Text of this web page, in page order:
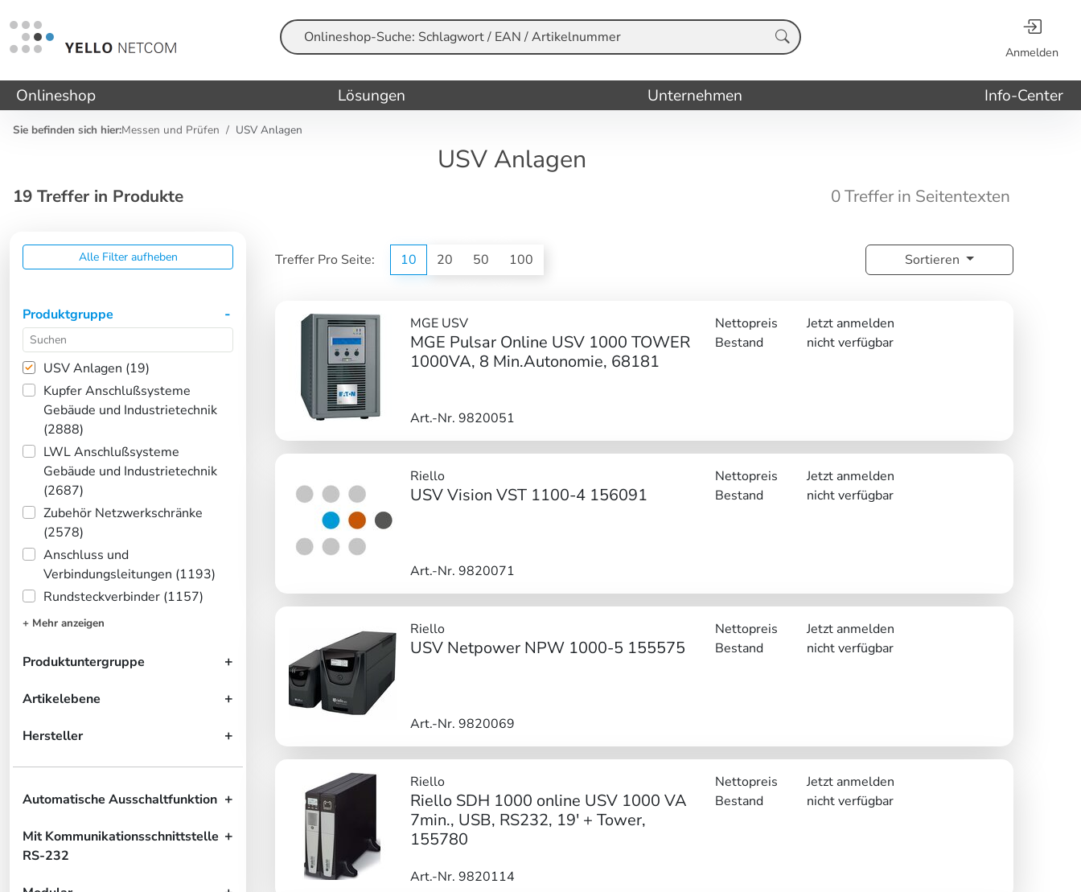
Suche Anmelden
Onlineshop Lösungen Unternehmen Info-Center
Sie befinden sich hier:Messen und Prüfen USV Anlagen
USV Anlagen
19 Treffer in Produkte 0 Treffer in Seitentexten
Alle Filter aufheben
Produktgruppe
USV Anlagen (19)
Kupfer Anschlußsysteme
Gebäude und Industrietechnik
(2888)
LWL Anschlußsysteme
Gebäude und Industrietechnik
(2687)
Zubehör Netzwerkschränke
(2578)
Anschluss und
Verbindungsleitungen (1193)
Rundsteckverbinder (1157)
+ Mehr anzeigen
Produktuntergruppe
Artikelebene
Hersteller
Automatische Ausschaltfunktion
Mit Kommunikationsschnittstelle
RS-232
Treffer Pro Seite: 10 20 50 100 Sortieren
MGE USV
MGE Pulsar Online USV 1000 TOWER
1000VA, 8 Min.Autonomie, 68181
Art.-Nr. 9820051
Nettopreis
Jetzt anmelden
Bestand
nicht verfügbar
Riello
USV Vision VST 1100-4 156091
Art.-Nr. 9820071
Nettopreis
Jetzt anmelden
Bestand
nicht verfügbar
Riello
USV Netpower NPW 1000-5 155575
Art.-Nr. 9820069
Nettopreis
Jetzt anmelden
Bestand
nicht verfügbar
Riello
Riello SDH 1000 online USV 1000 VA
7min., USB, RS232, 19' + Tower,
155780
Art.-Nr. 9820114
Nettopreis
Jetzt anmelden
Bestand
nicht verfügbar